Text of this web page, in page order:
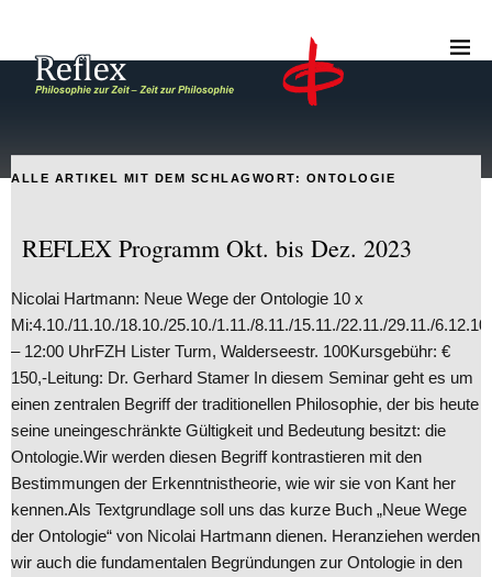
ALLE ARTIKEL MIT DEM SCHLAGWORT: ONTOLOGIE
REFLEX Programm Okt. bis Dez. 2023
Nicolai Hartmann: Neue Wege der Ontologie 10 x
Mi:4.10./11.10./18.10./25.10./1.11./8.11./15.11./22.11./29.11./
– 12:00 UhrFZH Lister Turm, Walderseestr. 100Kursgebühr: €
150,-Leitung: Dr. Gerhard Stamer In diesem Seminar geht es um
einen zentralen Begriff der traditionellen Philosophie, der bis heute
seine uneingeschränkte Gültigkeit und Bedeutung besitzt: die
Ontologie.Wir werden diesen Begriff kontrastieren mit den
Bestimmungen der Erkenntnistheorie, wie wir sie von Kant her
kennen.Als Textgrundlage soll uns das kurze Buch „Neue Wege
der Ontologie“ von Nicolai Hartmann dienen. Heranziehen werden
wir auch die fundamentalen Begründungen zur Ontologie in den